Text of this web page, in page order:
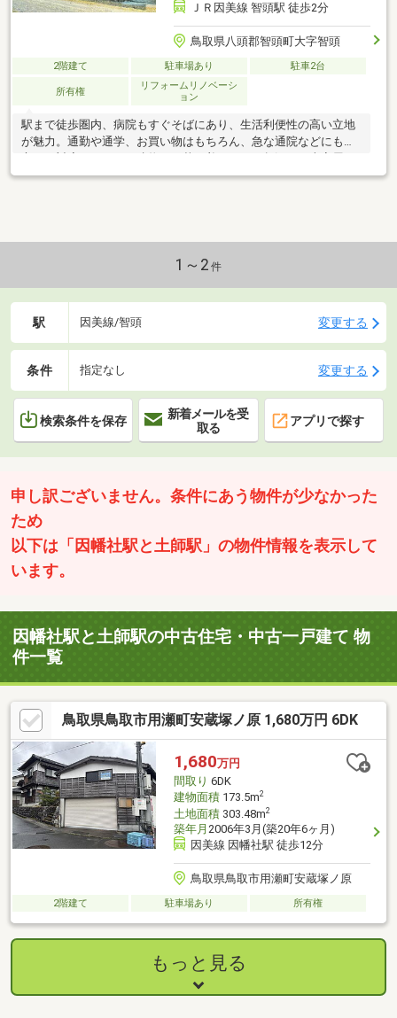
ＪＲ因美線 智頭駅 徒歩2分
鳥取県八頭郡智頭町大字智頭
2階建て 駐車場あり 駐車2台
所有権
リフォームリノベーシ
ョン
駅まで徒歩圏内、病院もすぐそばにあり、生活利便性の高い立地
が魅力。通勤や通学、お買い物はもちろん、急な通院などにも安
四季の移ろいを感じられる広い庭では、家庭菜園やお子さまの遊
落ち着きある住まいを求める方におすすめです。
1～2 件
駅 因美線/智頭 変更する
条件 指定なし 変更する
検索条件を保存
新着メールを受
取る
アプリで探す
申し訳ございません。条件にあう物件が少なかった
ため
以下は「因幡社駅と土師駅」の物件情報を表示して
います。
因幡社駅と土師駅の中古住宅・中古一戸建て 物
件一覧
鳥取県鳥取市用瀬町安蔵塚ノ原 1,680万円 6DK
1,680万円
間取り 6DK
建物面積173.5m2
土地面積303.48m2
築年月 2006年3月(築20年6ヶ月)
因美線 因幡社駅 徒歩12分
鳥取県鳥取市用瀬町安蔵塚ノ原
2階建て 駐車場あり 所有権
もっと見る